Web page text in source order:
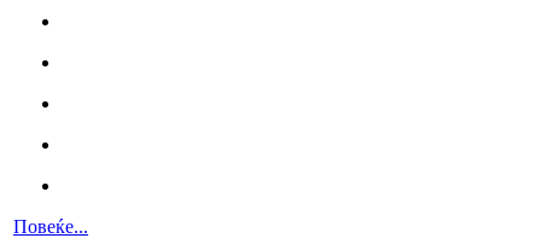
Повеќе...